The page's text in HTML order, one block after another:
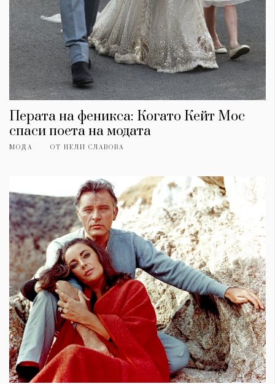
Перата на феникса: Когато Кейт Мос
спаси поета на модата
МОДА ОТ НЕЛИ СЛАВОВА